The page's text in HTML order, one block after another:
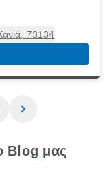
73134
Blog μας